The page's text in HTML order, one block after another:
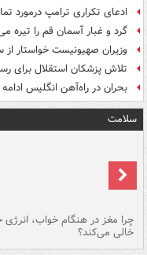
ادعای تکراری ترامپ درمورد
گرد و غبار آسمان قم را تیره
وزیران صهیونیست خواستار
تلاش پزشکان استقلال برای
بحران در راه‌آهن انگلیس ادامه
سلامت
چرا مغز در هنگام خواب، انرژی
خالی می‌کند؟